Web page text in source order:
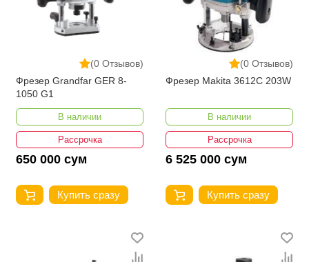
(0 Отзывов)
Фрезер Grandfar GER 8-
1050 G1
В наличии
Рассрочка
650 000 сум
Купить сразу
(0 Отзывов)
Фрезер Makita 3612C 203W
В наличии
Рассрочка
6 525 000 сум
Купить сразу